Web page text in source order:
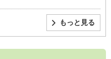
もっと見る